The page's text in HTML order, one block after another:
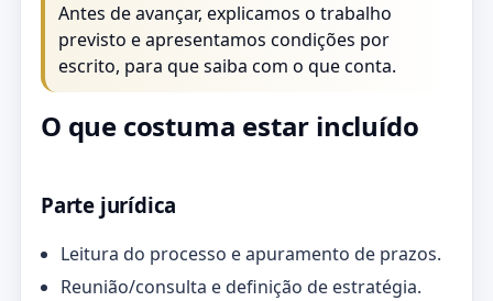
Antes de avançar, explicamos o trabalho
previsto e apresentamos condições por
escrito, para que saiba com o que conta.
O que costuma estar incluído
Parte jurídica
Leitura do processo e apuramento de prazos.
Reunião/consulta e definição de estratégia.